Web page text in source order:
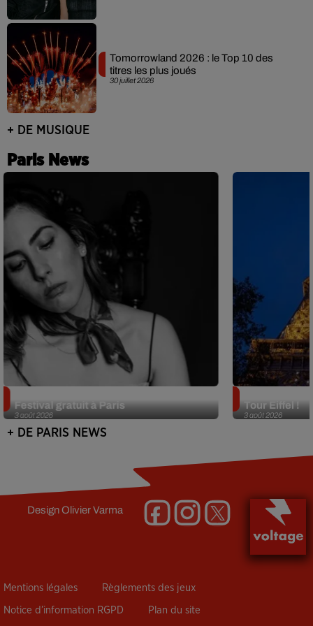
30 juillet 2026
Tomorrowland 2026 : le Top 10 des
titres les plus joués
+ DE MUSIQUE
Paris News
3 août 2026
Festival gratuit à Paris
3 août 2026
Tour Eiffel !
+ DE PARIS NEWS
DesignOlivier Varma
Mentions légales Règlements des jeux
Notice d’information RGPD Plan du site